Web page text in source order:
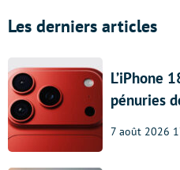
Les derniers articles
L’iPhone
pénuries
7 août 2026